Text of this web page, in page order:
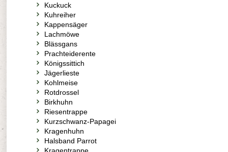
Kuckuck
Kuhreiher
Kappensäger
Lachmöwe
Blässgans
Prachteiderente
Königssittich
Jägerlieste
Kohlmeise
Rotdrossel
Birkhuhn
Riesentrappe
Kurzschwanz-Papagei
Kragenhuhn
Halsband Parrot